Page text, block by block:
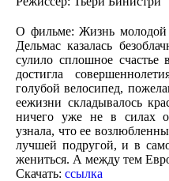
О фильме: Жизнь молодой
Дельмас казалась
сулило сплошное счастье
достигла
голубой велосипед,
еежизни складывалось
ничего уже не в силах
узнала, что ее
лучшей подругой, и в
жениться. А между тем
Скачать: ссылка